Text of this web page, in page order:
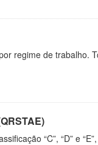
regime de trabalho.
“C”, “D” e “E”,